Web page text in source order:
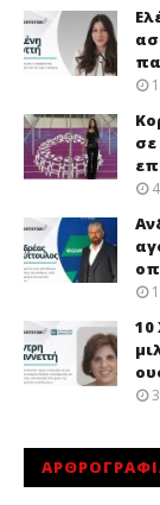
10